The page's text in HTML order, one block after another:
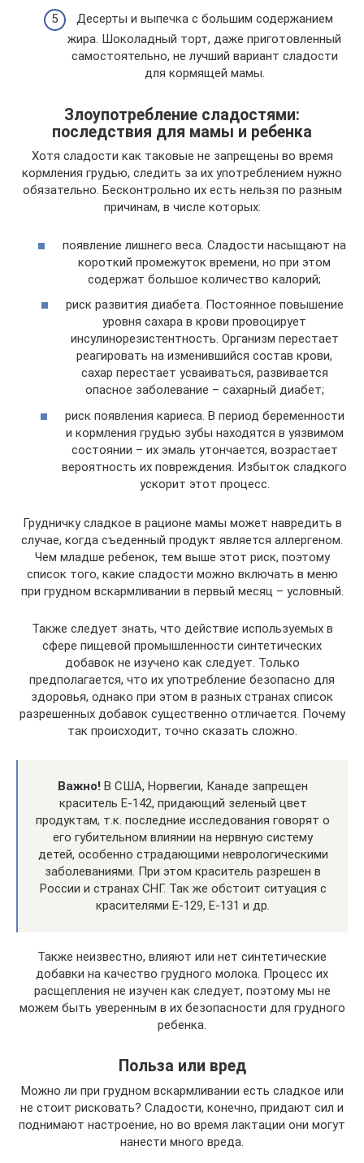
Десерты и выпечка с большим содержанием
жира. Шоколадный торт, даже приготовленный
самостоятельно, не лучший вариант сладости
для кормящей мамы.
Злоупотребление сладостями:
последствия для мамы и ребенка
Хотя сладости как таковые не запрещены во время
кормления грудью, следить за их употреблением нужно
обязательно. Бесконтрольно их есть нельзя по разным
причинам, в числе которых:
появление лишнего веса. Сладости насыщают на
короткий промежуток времени, но при этом
содержат большое количество калорий;
риск развития диабета. Постоянное повышение
уровня сахара в крови провоцирует
инсулинорезистентность. Организм перестает
реагировать на изменившийся состав крови,
сахар перестает усваиваться, развивается
опасное заболевание – сахарный диабет;
риск появления кариеса. В период беременности
и кормления грудью зубы находятся в уязвимом
состоянии – их эмаль утончается, возрастает
вероятность их повреждения. Избыток сладкого
ускорит этот процесс.
Грудничку сладкое в рационе мамы может навредить в
случае, когда съеденный продукт является аллергеном.
Чем младше ребенок, тем выше этот риск, поэтому
список того, какие сладости можно включать в меню
при грудном вскармливании в первый месяц – условный.
Также следует знать, что действие используемых в
сфере пищевой промышленности синтетических
добавок не изучено как следует. Только
предполагается, что их употребление безопасно для
здоровья, однако при этом в разных странах список
разрешенных добавок существенно отличается. Почему
так происходит, точно сказать сложно.
Важно! В США, Норвегии, Канаде запрещен
краситель Е-142, придающий зеленый цвет
продуктам, т.к. последние исследования говорят о
его губительном влиянии на нервную систему
детей, особенно страдающими неврологическими
заболеваниями. При этом краситель разрешен в
России и странах СНГ. Так же обстоит ситуация с
красителями Е-129, Е-131 и др.
Также неизвестно, влияют или нет синтетические
добавки на качество грудного молока. Процесс их
расщепления не изучен как следует, поэтому мы не
можем быть уверенным в их безопасности для грудного
ребенка.
Польза или вред
Можно ли при грудном вскармливании есть сладкое или
не стоит рисковать? Сладости, конечно, придают сил и
поднимают настроение, но во время лактации они могут
нанести много вреда.